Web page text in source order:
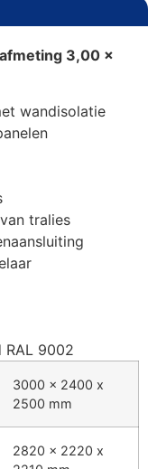
3,00 x
wandisolatie
tralies
RAL 9002
3000 x 2400 x
2500 mm
2820 x 2220 x